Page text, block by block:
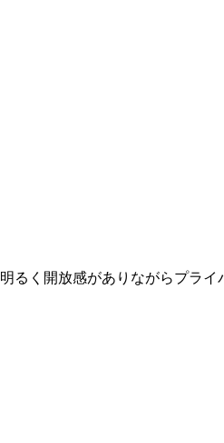
く開放感がありながらプライ